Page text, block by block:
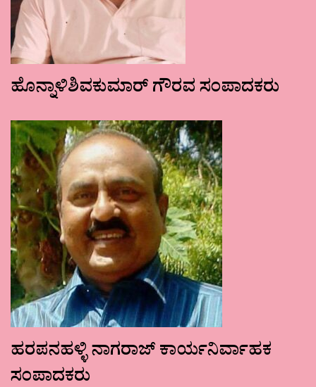
ಹೊನ್ನಾಳಿಶಿವಕುಮಾರ್ ಗೌರವ ಸಂಪಾದಕರು
ಹರಪನಹಳ್ಳಿ ನಾಗರಾಜ್ ಕಾರ್ಯನಿರ್ವಾಹಕ
ಸಂಪಾದಕರು